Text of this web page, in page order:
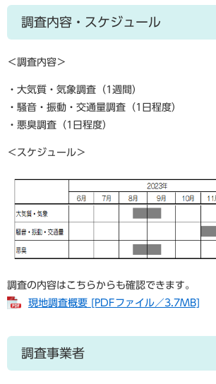
調査内容・スケジュール
＜調査内容＞
・大気質・気象調査（1週間）
・騒音・振動・交通量調査（1日程度）
・悪臭調査（1日程度）
＜スケジュール＞
調査の内容はこちらからも確認できます。
現地調査概要 [PDFファイル／3.7MB]
調査事業者